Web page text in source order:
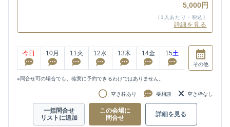
5,000円
（1人あたり・税込）
詳細を見る
今日 10月 11火 12水 13木 14金 15土
その他
※問合せ可の場合でも、確実に予約できるわけではありません。
空き枠あり 要相談 空き枠なし
一括問合せ
リストに追加
この会場に
問合せ
詳細を見る